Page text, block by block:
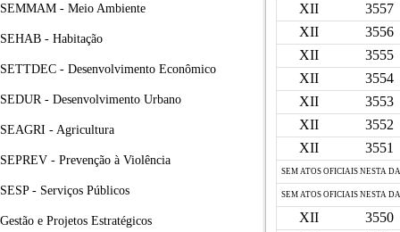
SEMMAM - Meio Ambiente
SEHAB - Habitação
SETTDEC - Desenvolvimento Econômico
SEDUR - Desenvolvimento Urbano
SEAGRI - Agricultura
SEPREV - Prevenção à Violência
SESP - Serviços Públicos
Gestão e Projetos Estratégicos
XII
3557
XII
3556
XII
3555
XII
3554
XII
3553
XII
3552
XII
3551
SEM ATOS OFICIAIS NESTA
SEM ATOS OFICIAIS NESTA
XII
3550